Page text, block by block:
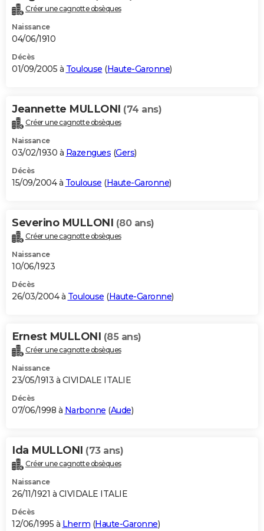
Créer une cagnotte obsèques
Naissance
04/06/1910
Décès
01/09/2005 à Toulouse (Haute-Garonne)
Jeannette MULLONI (74 ans)
Créer une cagnotte obsèques
Naissance
03/02/1930 à Razengues (Gers)
Décès
15/09/2004 à Toulouse (Haute-Garonne)
Severino MULLONI (80 ans)
Créer une cagnotte obsèques
Naissance
10/06/1923
Décès
26/03/2004 à Toulouse (Haute-Garonne)
Ernest MULLONI (85 ans)
Créer une cagnotte obsèques
Naissance
23/05/1913 à CIVIDALE ITALIE
Décès
07/06/1998 à Narbonne (Aude)
Ida MULLONI (73 ans)
Créer une cagnotte obsèques
Naissance
26/11/1921 à CIVIDALE ITALIE
Décès
12/06/1995 à Lherm (Haute-Garonne)